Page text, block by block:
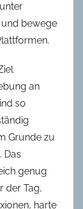
bewege
an
so
Grunde zu
Das
genug
der Tag,
harte